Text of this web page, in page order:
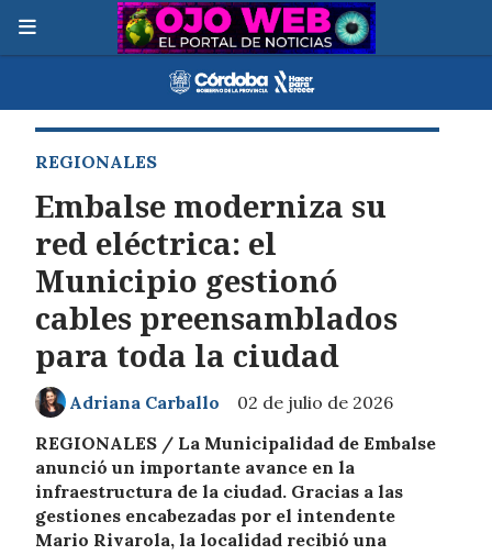
Embalse moderniza su
red eléctrica: el
Municipio gestionó
cables preensamblados
para toda la ciudad
REGIONALES / La Municipalidad de Embalse
anunció un importante avance en la
infraestructura de la ciudad. Gracias a las
gestiones encabezadas por el intendente
Mario Rivarola, la localidad recibió una
REGIONALES
02 de julio de 2026
Adriana Carballo